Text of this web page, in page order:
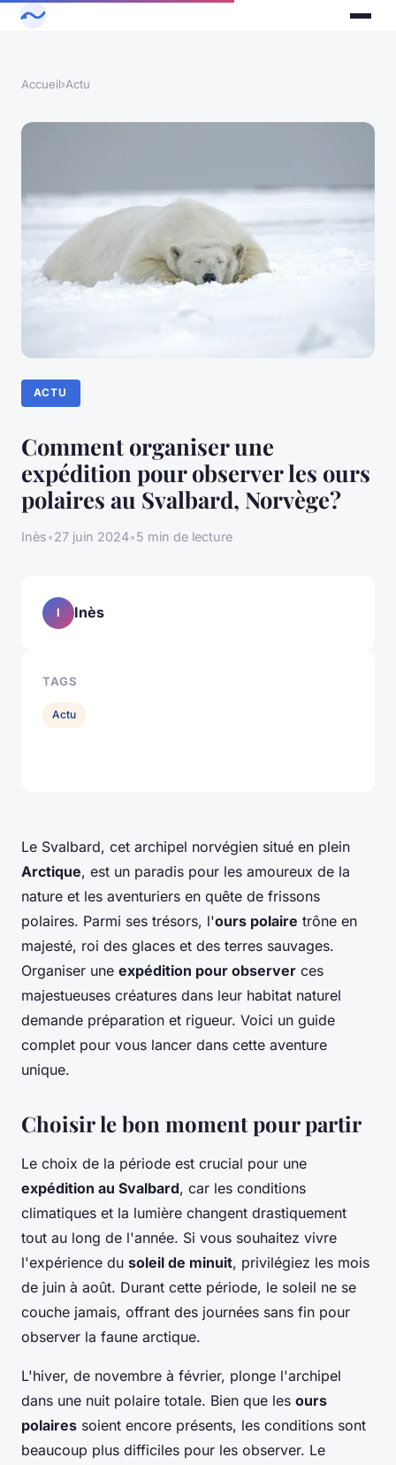
Accueil›Actu
ACTU
Comment organiser une
expédition pour observer les ours
polaires au Svalbard, Norvège?
Inès•27 juin 2024•5 min de lecture
Le Svalbard, cet archipel norvégien situé en plein
Arctique, est un paradis pour les amoureux de la
nature et les aventuriers en quête de frissons
polaires. Parmi ses trésors, l'ours polaire trône en
majesté, roi des glaces et des terres sauvages.
Organiser une expédition pour observer ces
majestueuses créatures dans leur habitat naturel
demande préparation et rigueur. Voici un guide
complet pour vous lancer dans cette aventure
unique.
Choisir le bon moment pour partir
Le choix de la période est crucial pour une
expédition au Svalbard, car les conditions
climatiques et la lumière changent drastiquement
tout au long de l'année. Si vous souhaitez vivre
l'expérience du soleil de minuit, privilégiez les mois
de juin à août. Durant cette période, le soleil ne se
couche jamais, offrant des journées sans fin pour
observer la faune arctique.
L'hiver, de novembre à février, plonge l'archipel
dans une nuit polaire totale. Bien que les ours
polaires soient encore présents, les conditions sont
beaucoup plus difficiles pour les observer. Le
I Inès
TAGS
Actu